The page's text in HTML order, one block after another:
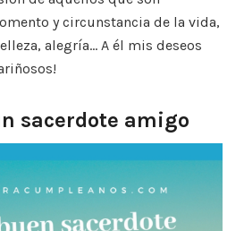
y circunstancia de la vida,
alegría… A él mis deseos
sacerdote amigo